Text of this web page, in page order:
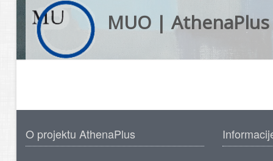
MUO | AthenaPlus
O projektu AthenaPlus